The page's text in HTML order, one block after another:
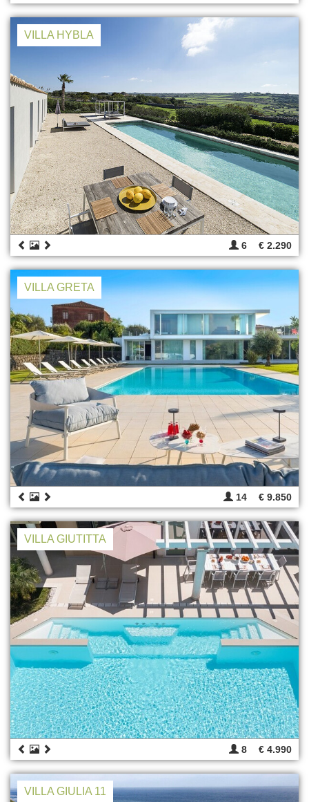
VILLA HYBLA
6 € 2.290
VILLA GRETA
14 € 9.850
VILLA GIUTITTA
8 € 4.990
VILLA GIULIA 11